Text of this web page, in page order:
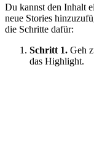
Du kannst den Inhalt
neue Stories
die Schritte dafür:
Schritt 1. Geh
das Highlight.